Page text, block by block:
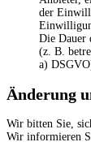
der
Die Dauer
(z. B.
a)
Änderung
Wir bitten Sie,
Wir informieren